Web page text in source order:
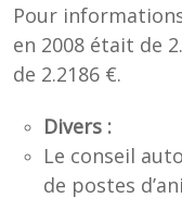
Pour
en 2008 était de
de 2.2186 €.
Divers :
Le conseil
de postes